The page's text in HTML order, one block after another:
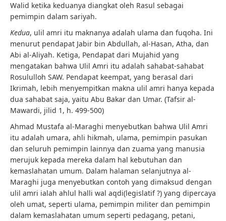
Walid ketika keduanya diangkat oleh Rasul sebagai
pemimpin dalam sariyah.
Kedua, ulil amri itu maknanya adalah ulama dan fuqoha. Ini
menurut pendapat Jabir bin Abdullah, al-Hasan, Atha, dan
Abi al-Aliyah. Ketiga, Pendapat dari Mujahid yang
mengatakan bahwa Ulil Amri itu adalah sahabat-sahabat
Rosululloh SAW. Pendapat keempat, yang berasal dari
Ikrimah, lebih menyempitkan makna ulil amri hanya kepada
dua sahabat saja, yaitu Abu Bakar dan Umar. (Tafsir al-
Mawardi, jilid 1, h. 499-500)
Ahmad Mustafa al-Maraghi menyebutkan bahwa Ulil Amri
itu adalah umara, ahli hikmah, ulama, pemimpin pasukan
dan seluruh pemimpin lainnya dan zuama yang manusia
merujuk kepada mereka dalam hal kebutuhan dan
kemaslahatan umum. Dalam halaman selanjutnya al-
Maraghi juga menyebutkan contoh yang dimaksud dengan
ulil amri ialah ahlul halli wal aqdi(legislatif ?) yang dipercaya
oleh umat, seperti ulama, pemimpin militer dan pemimpin
dalam kemaslahatan umum seperti pedagang, petani,